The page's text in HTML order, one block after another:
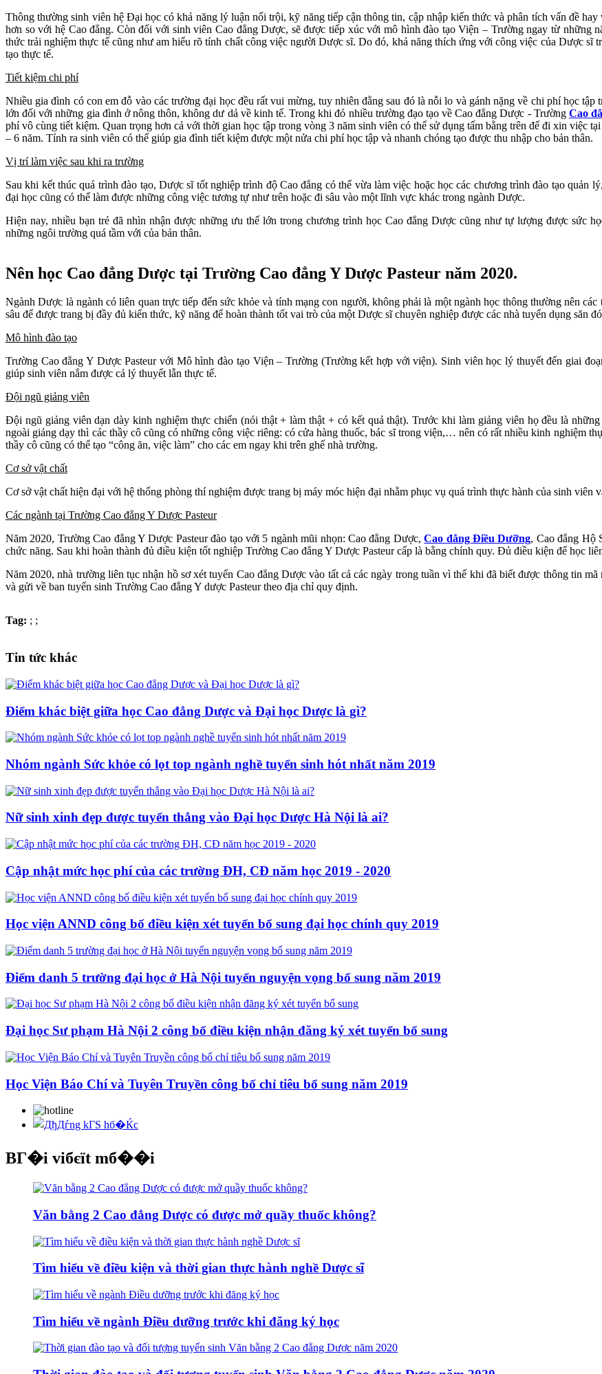
Thông thường sinh viên hệ Đại học có khả năng lý luận nổi trội, kỹ năng tiếp cận thông tin, cập nhập kiến thức và phân tích vấn đề
hơn so với hệ Cao đẳng. Còn đối với sinh viên Cao đẳng Dược, sẽ được tiếp xúc với mô hình đào tạo Viện – Trường ngay từ những
thức trải nghiệm thực tế cũng như am hiểu rõ tính chất công việc người Dược sĩ. Do đó, khả năng thích ứng với công việc của Dược sĩ
tạo thực tế.
Tiết kiệm chi phí
Nhiều gia đình có con em đỗ vào các trường đại học đều rất vui mừng, tuy nhiên đằng sau đó là nỗi lo và gánh nặng về chi phí học
lớn đối với những gia đình ở nông thôn, không dư dả về kinh tế. Trong khi đó nhiều trường đạo tạo về Cao đẳng Dược - Trường Cao
phí vô cùng tiết kiệm. Quan trọng hơn cả với thời gian học tập trong vòng 3 năm sinh viên có thể sử dụng tấm bằng trên để đi xin việc
– 6 năm. Tính ra sinh viên có thể giúp gia đình tiết kiệm được một nửa chi phí học tập và nhanh chóng tạo được thu nhập cho bản thân.
Vị trí làm việc sau khi ra trường
Sau khi kết thúc quá trình đào tạo, Dược sĩ tốt nghiệp trình độ Cao đẳng có thể vừa làm việc hoặc học các chương trình đào tạo quản
đại học cũng có thể làm được những công việc tương tự như trên hoặc đi sâu vào một lĩnh vực khác trong ngành Dược.
Hiện nay, nhiều bạn trẻ đã nhìn nhận được những ưu thế lớn trong chương trình học Cao đẳng Dược cũng như tự lượng được sức
những ngôi trường quá tầm với của bản thân.
Nên học Cao đẳng Dược tại Trường Cao đẳng Y Dược Pasteur năm 2020.
Ngành Dược là ngành có liên quan trực tiếp đến sức khỏe và tính mạng con người, không phải là một ngành học thông thường nên
sâu để được trang bị đầy đủ kiến thức, kỹ năng để hoàn thành tốt vai trò của một Dược sĩ chuyên nghiệp được các nhà tuyển dụng săn
Mô hình đào tạo
Trường Cao đẳng Y Dược Pasteur với Mô hình đào tạo Viện – Trường (Trường kết hợp với viện). Sinh viên học lý thuyết đến giai
giúp sinh viên nắm được cả lý thuyết lẫn thực tế.
Đội ngũ giảng viên
Đội ngũ giảng viên dạn dày kinh nghiệm thực chiến (nói thật + làm thật + có kết quả thật). Trước khi làm giảng viên họ đều là
ngoài giảng dạy thì các thầy cô cũng có những công việc riêng: có cửa hàng thuốc, bác sĩ trong viện,… nên có rất nhiều kinh nghiệm
thầy cô cũng có thể tạo “công ăn, việc làm” cho các em ngay khi trên ghế nhà trường.
Cơ sở vật chất
Cơ sở vật chất hiện đại với hệ thống phòng thí nghiệm được trang bị máy móc hiện đại nhằm phục vụ quá trình thực hành của sinh viên
Các ngành tại Trường Cao đẳng Y Dược Pasteur
Năm 2020, Trường Cao đẳng Y Dược Pasteur đào tạo với 5 ngành mũi nhọn: Cao đẳng Dược,Cao đẳng Điều Dưỡng, Cao đẳng Hộ
chức năng. Sau khi hoàn thành đủ điều kiện tốt nghiệp Trường Cao đẳng Y Dược Pasteur cấp là bằng chính quy. Đủ điều kiện để học
Năm 2020, nhà trường liên tục nhận hồ sơ xét tuyển Cao đẳng Dược vào tất cả các ngày trong tuần vì thế khi đã biết được thông tin
và gửi về ban tuyển sinh Trường Cao đẳng Y dược Pasteur theo địa chỉ quy định.
Tag: ; ;
Tin tức khác
Điểm khác biệt giữa học Cao đẳng Dược và Đại học Dược là gì?
Nhóm ngành Sức khỏe có lọt top ngành nghề tuyển sinh hót nhất năm 2019
Nữ sinh xinh đẹp được tuyển thẳng vào Đại học Dược Hà Nội là ai?
Cập nhật mức học phí của các trường ĐH, CĐ năm học 2019 - 2020
Học viện ANND công bố điều kiện xét tuyển bổ sung đại học chính quy 2019
Điểm danh 5 trường đại học ở Hà Nội tuyển nguyện vọng bổ sung năm 2019
Đại học Sư phạm Hà Nội 2 công bố điều kiện nhận đăng ký xét tuyển bổ sung
Học Viện Báo Chí và Tuyên Truyền công bố chỉ tiêu bổ sung năm 2019
BГ�i viбєїt mб��i
Văn bằng 2 Cao đẳng Dược có được mở quầy thuốc không?
Tìm hiểu về điều kiện và thời gian thực hành nghề Dược sĩ
Tìm hiểu về ngành Điều dưỡng trước khi đăng ký học